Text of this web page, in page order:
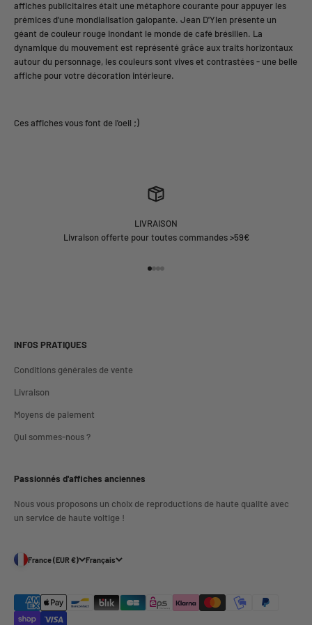
affiches publicitaires était une métaphore courante pour appuyer les
prémices d'une mondialisation galopante. Jean D'Ylen présente un
géant de couleur rouge inondant le monde de café brésilien. La
dynamique du mouvement est représenté grâce aux traits horizontaux
autour du personnage, les couleurs sont vives et contrastées - une belle
affiche pour votre décoration intérieure.
LIVRAISON
Livraison offerte pour toutes commandes >59€
INFOS PRATIQUES
Conditions générales de vente
Livraison
Moyens de paiement
Qui sommes-nous ?
Passionnés d'affiches anciennes
Nous vous proposons un choix de reproductions de haute qualité avec
un service de haute voltige !
France (EUR €) Français